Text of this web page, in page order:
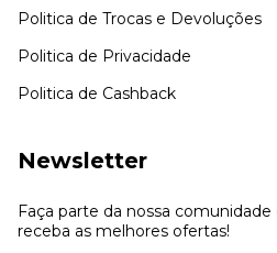
Politica de Trocas e Devoluções
Politica de Privacidade
Politica de Cashback
Newsletter
Faça parte da nossa
receba as melhores ofertas!